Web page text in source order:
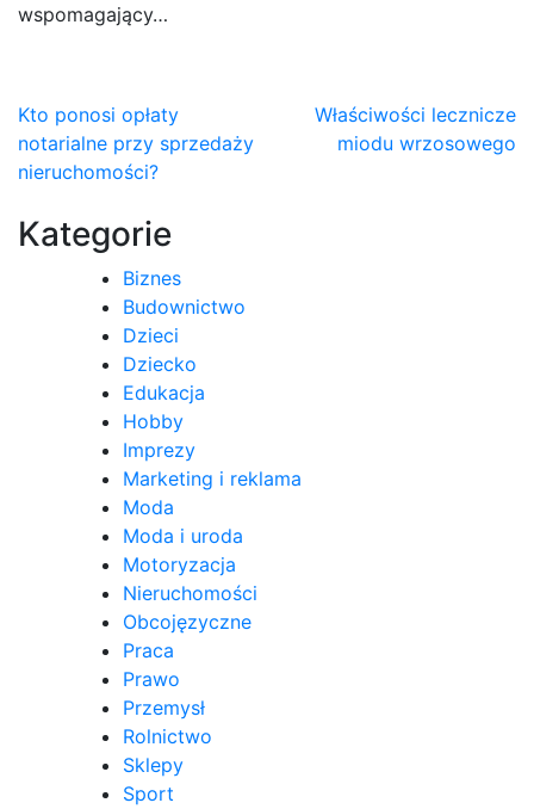
wspomagający…
Nawigacja
wpisu
Kto ponosi opłaty
notarialne przy sprzedaży
nieruchomości?
Właściwości lecznicze
miodu wrzosowego
Kategorie
Biznes
Budownictwo
Dzieci
Dziecko
Edukacja
Hobby
Imprezy
Marketing i reklama
Moda
Moda i uroda
Motoryzacja
Nieruchomości
Obcojęzyczne
Praca
Prawo
Przemysł
Rolnictwo
Sklepy
Sport